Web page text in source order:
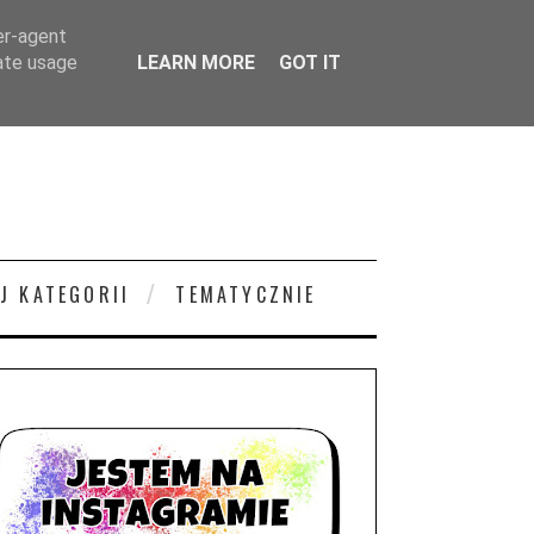
KATEGORII TEMATYCZNIE
agent
usage
LEARN MORE GOT IT